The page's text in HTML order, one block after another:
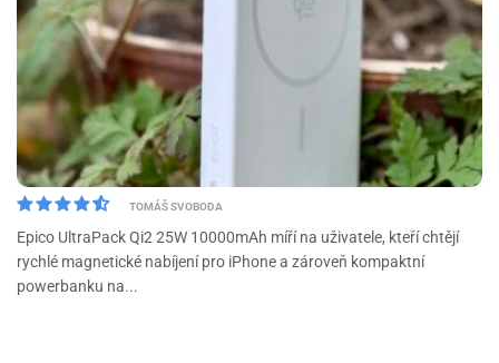
TOMÁŠ SVOBODA
Epico UltraPack Qi2 25W 10000mAh míří na uživatele, kteří chtějí
rychlé magnetické nabíjení pro iPhone a zároveň kompaktní
powerbanku na...